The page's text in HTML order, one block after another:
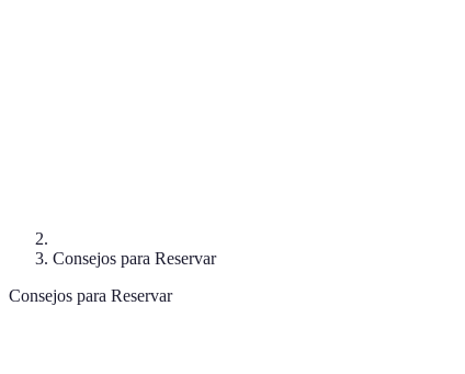
Consejos para Reservar
Consejos para Reservar